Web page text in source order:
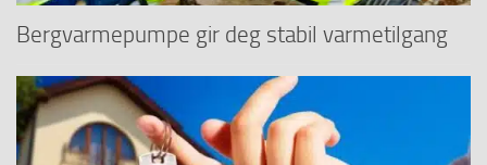
Bergvarmepumpe gir deg stabil varmetilgang